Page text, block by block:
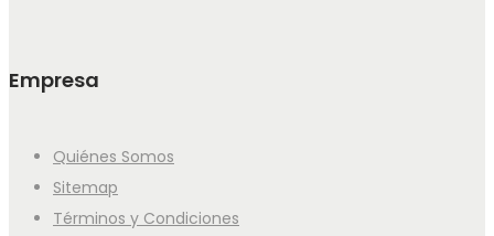
Empresa
Quiénes Somos
Sitemap
Términos y Condiciones